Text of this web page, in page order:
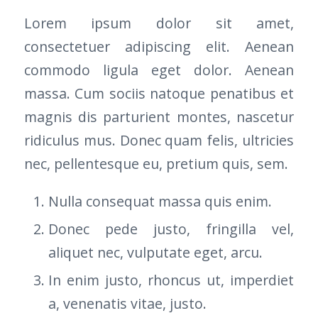
Lorem ipsum dolor sit amet,
consectetuer adipiscing elit. Aenean
commodo ligula eget dolor. Aenean
massa. Cum sociis natoque penatibus et
magnis dis parturient montes, nascetur
ridiculus mus. Donec quam felis, ultricies
nec, pellentesque eu, pretium quis, sem.
Nulla consequat massa quis enim.
Donec pede justo, fringilla vel,
aliquet nec, vulputate eget, arcu.
In enim justo, rhoncus ut, imperdiet
a, venenatis vitae, justo.